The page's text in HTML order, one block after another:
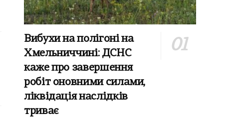
Вибухи на полігоні на
Хмельниччині: ДСНС
каже про завершення
робіт оновними силами,
ліквідація наслідків
триває